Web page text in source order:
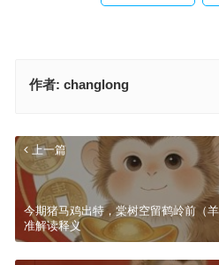
作者: changlong
上一篇
今期猪马鸡出特，棠树空留鹤岭前（
准解读释义